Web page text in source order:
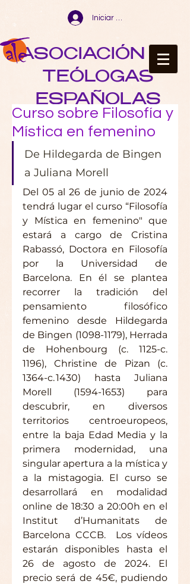
Iniciar sesión
ASOCIACIÓN DE
TEÓLOGAS
ESPAÑOLAS
Curso sobre Filosofía y
Mística en femenino
De Hildegarda de Bingen
a Juliana Morell
Del 05 al 26 de junio de 2024
tendrá lugar el curso “Filosofía
y Mística en femenino" que
estará a cargo de Cristina
Rabassó, Doctora en Filosofía
por la Universidad de
Barcelona. En él se plantea
recorrer la tradición del
pensamiento filosófico
femenino desde Hildegarda
de Bingen (1098-1179), Herrada
de Hohenbourg (c. 1125-c.
1196), Christine de Pizan (c.
1364-c. 1430) hasta Juliana
Morell (1594-1653) para
descubrir, en diversos
territorios centroeuropeos,
entre la baja Edad Media y la
primera modernidad, una
singular apertura a la mística y
a la mistagogia. El curso se
desarrollará en modalidad
online de 18:30 a 20:00h en el
Institut d’Humanitats de
Barcelona CCCB.  Los vídeos
estarán disponibles hasta el
26 de agosto de 2024. El
precio será de 45€, pudiendo